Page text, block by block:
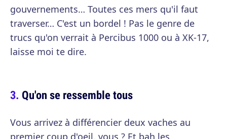
gouvernements… Toutes ces mers qu'il faut
traverser… C'est un bordel ! Pas le genre de
trucs qu'on verrait à Percibus 1000 ou à XK-17,
laisse moi te dire.
Qu'on se ressemble tous
Vous arrivez à différencier deux vaches au
premier coup d'oeil, vous ? Et bah les